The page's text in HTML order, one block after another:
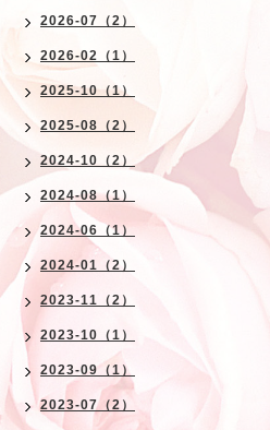
2026-07（2）
2026-02（1）
2025-10（1）
2025-08（2）
2024-10（2）
2024-08（1）
2024-06（1）
2024-01（2）
2023-11（2）
2023-10（1）
2023-09（1）
2023-07（2）